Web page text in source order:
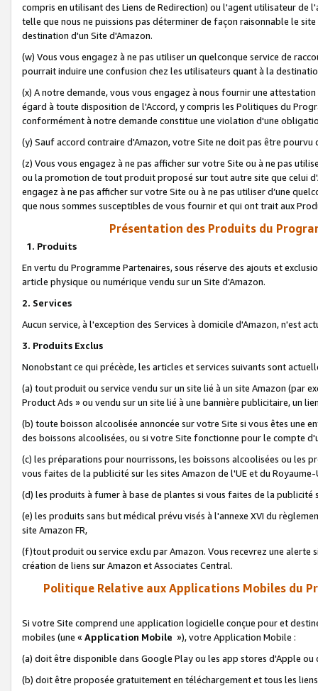
compris en utilisant des Liens de Redirection) ou l'agent utilisateur
telle que nous ne puissions pas déterminer de façon raisonnable le
destination d'un Site d'Amazon.
(w) Vous vous engagez à ne pas utiliser un quelconque service de
pourrait induire une confusion chez les utilisateurs quant à la
(x) A notre demande, vous vous engagez à nous fournir une
égard à toute disposition de l'Accord, y compris les Politiques du
conformément à notre demande constitue une violation d'une
(y) Sauf accord contraire d'Amazon, votre Site ne doit pas être
(z) Vous vous engagez à ne pas afficher sur votre Site ou à ne pas
ou la promotion de tout produit proposé sur tout autre site que celui
engagez à ne pas afficher sur votre Site ou à ne pas utiliser d’une
que nous sommes susceptibles de vous fournir et qui ont trait aux
Présentation des Produits du
1. Produits
En vertu du Programme Partenaires, sous réserve des ajouts et
article physique ou numérique vendu sur un Site d'Amazon.
2. Services
Aucun service, à l'exception des Services à domicile d'Amazon, n'est
3. Produits Exclus
Nonobstant ce qui précède, les articles et services suivants sont
(a) tout produit ou service vendu sur un site lié à un site Amazon (par
Product Ads » ou vendu sur un site lié à une bannière publicitaire, un
(b) toute boisson alcoolisée annoncée sur votre Site si vous êtes une
des boissons alcoolisées, ou si votre Site fonctionne pour le compte
(c) les préparations pour nourrissons, les boissons alcoolisées ou les
vous faites de la publicité sur les sites Amazon de l'UE et du Royaume-
(d) les produits à fumer à base de plantes si vous faites de la publicité
(e) les produits sans but médical prévu visés à l'annexe XVI du
site Amazon FR,
(f)tout produit ou service exclu par Amazon. Vous recevrez une alerte
création de liens sur Amazon et Associates Central.
Politique Relative aux Applications Mobiles du
Si votre Site comprend une application logicielle conçue pour et
mobiles (une « Application Mobile »), votre Application Mobile :
(a) doit être disponible dans Google Play ou les app stores d'Apple ou
(b) doit être proposée gratuitement en téléchargement et tous les